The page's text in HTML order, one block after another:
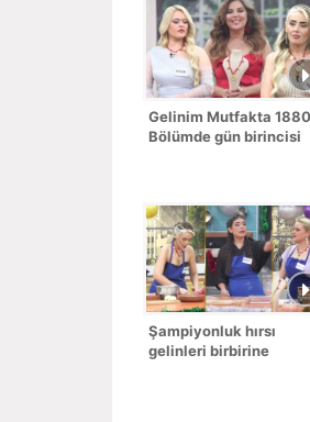
Gelinim Mutfakta
Bölümde gün birincisi
Şampiyonluk hırsı
gelinleri birbirine